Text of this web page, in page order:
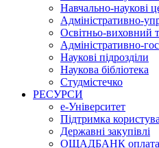
Навчально-наукові
Адміністративно-
Освітньо-виховний
Адміністративно-
Наукові підрозділи
Наукова бібліотека
Студмістечко
РЕСУРСИ
е-Університет
Підтримка
Державні закупівлі
ОЩАДБАНК оплата